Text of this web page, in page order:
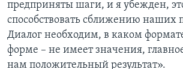
предприняты шаги, и я убежден,
способствовать сближению наших
Диалог необходим, в каком
форме – не имеет значения,
нам положительный результат».